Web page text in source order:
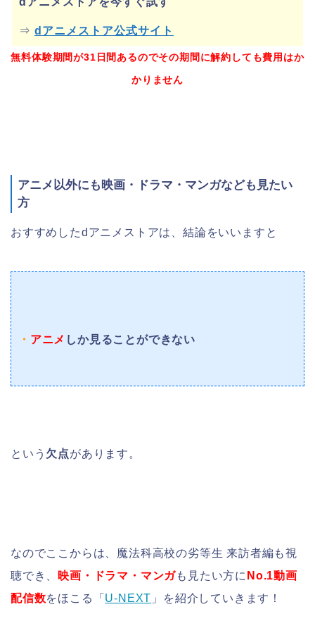
⇒ dアニメストア公式サイト
無料体験期間が31日間あるのでその期間に解約しても費用はか
かりません
アニメ以外にも映画・ドラマ・マンガなども見たい
方
おすすめしたdアニメストアは、結論をいいますと
・ アニメ しか見ることができない
という 欠点があります。
なのでここからは、魔法科高校の劣等生 来訪者編も視
聴でき、
映画・ドラマ・マンガも見たい方に No.1動画
配信数をほこる「 U-NEXT 」を紹介していきます！